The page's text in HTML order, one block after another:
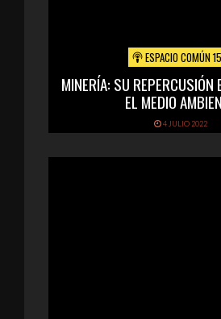
ESPACIO COMÚN
MINERÍA: SU REPERCUSIÓN
EL MEDIO
4 JULIO 2022